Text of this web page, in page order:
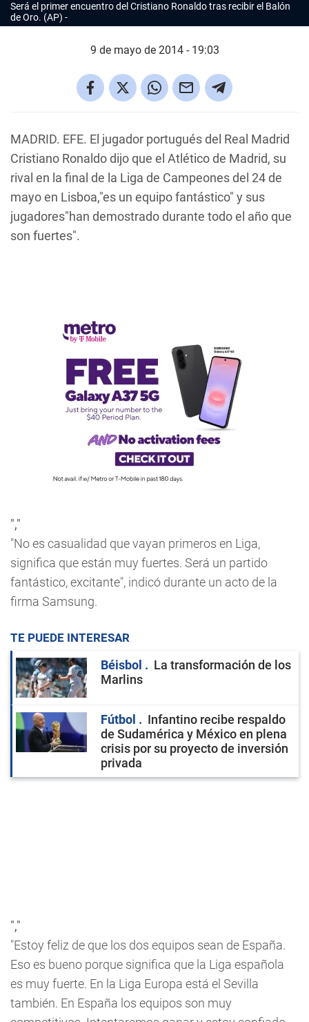
Será el primer encuentro del Cristiano Ronaldo tras recibir el Balón
de Oro. (AP)
9 de mayo de 2014 - 19:03
MADRID. EFE. El jugador portugués del Real Madrid
Cristiano Ronaldo dijo que el Atlético de Madrid, su
rival en la final de la Liga de Campeones del 24 de
mayo en Lisboa,"es un equipo fantástico" y sus
jugadores"han demostrado durante todo el año que
son fuertes".
","
"No es casualidad que vayan primeros en Liga,
significa que están muy fuertes. Será un partido
fantástico, excitante", indicó durante un acto de la
firma Samsung.
TE PUEDE INTERESAR
Béisbol
La transformación de los
Marlins
Fútbol
Infantino recibe respaldo
de Sudamérica y México en plena
crisis por su proyecto de inversión
privada
","
"Estoy feliz de que los dos equipos sean de España.
Eso es bueno porque significa que la Liga española
es muy fuerte. En la Liga Europa está el Sevilla
también. En España los equipos son muy